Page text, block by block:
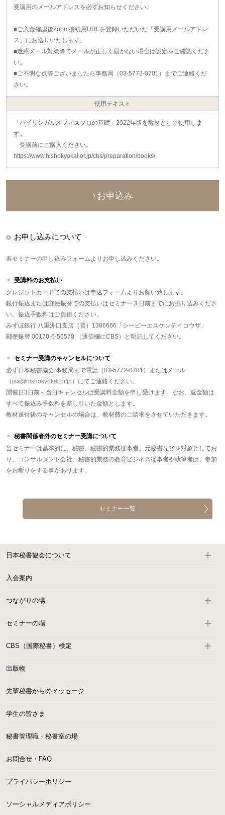
受講用のメールアドレスを必ずお知らせください。
■ご入金確認後Zoom接続用URLを登録いただいた「受講用メールアドレ
ス」にお送りいたします。
■迷惑メール対策等でメールが正しく届かない場合は設定をご確認くださ
い。
■ご不明な点等ございましたら事務局（03-5772-0701）までご連絡くだ
さい。
使用テキスト
「バイリンガルオフィスプロの基礎」2022年版を教材として使用しま
す。
受講前にご購入ください。
https://www.hishokyokai.or.jp/cbs/preparation/books/
お申込み
お申し込みについて
各セミナーの申し込みフォームよりお申し込みください。
受講料のお支払い
クレジットカードでの支払いは申込フォームよりお願い致します。
銀行振込または郵便振替での支払いはセミナー３日前までにお振り込みくださ
い。振込手数料はご負担ください。
みずほ銀行 八重洲口支店（普）1386666「シービーエスケンテイコウザ」
郵便振替 00170-6-56578 （通信欄にCBS）と明記してください。
セミナー受講のキャンセルについて
必ず日本秘書協会 事務局まで電話（03-5772-0701）またはメール
（jsa@hishokyokai.or.jp）にてご連絡ください。
開催日3日前～当日キャンセルは受講料全額を申し受けます。なお、返金額は
すべて振込み手数料を差し引いた金額とします。
教材送付後のキャンセルの場合は、教材費のご請求をさせていただきます。
秘書関係者外のセミナー受講について
当セミナーは基本的に、秘書、秘書的業務従事者、元秘書などを対象としてお
り、コンサルタント会社、秘書的業務の教育ビジネス従事者や執筆者は、参加
をお断りをする事があります。
セミナー一覧
日本秘書協会について
入会案内
つながりの場
セミナーの場
CBS（国際秘書）検定
出版物
先輩秘書からのメッセージ
学生の皆さま
秘書管理職・秘書室の場
お問合せ・FAQ
プライバシーポリシー
ソーシャルメディアポリシー